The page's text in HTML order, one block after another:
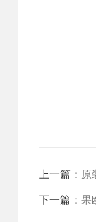
上一篇： 原
下一篇： 果